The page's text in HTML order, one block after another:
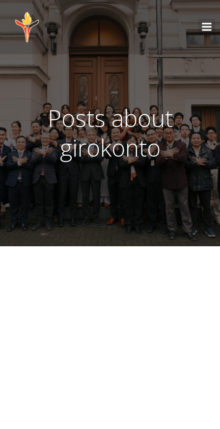
Posts about
girokonto